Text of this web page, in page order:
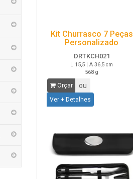
Kit Churrasco 7 Peças
Personalizado
DRTKCH021
L 15,5 | A 36,5 cm
568 g
Orçar ou
Ver + Detalhes